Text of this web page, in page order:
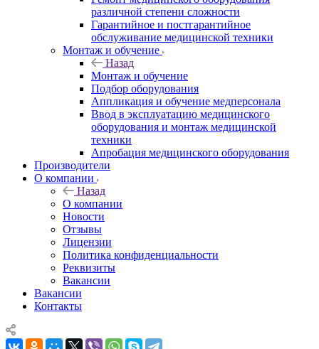
различной степени сложности
Гарантийное и постгарантийное
обслуживание медицинской техники
Монтаж и обучение
Назад
Монтаж и обучение
Подбор оборудования
Аппликация и обучение медперсонала
Ввод в эксплуатацию медицинского
оборудования и монтаж медицинской
техники
Апробация медицинского оборудования
Производители
О компании
Назад
О компании
Новости
Отзывы
Лицензии
Политика конфиденциальности
Реквизиты
Вакансии
Вакансии
Контакты